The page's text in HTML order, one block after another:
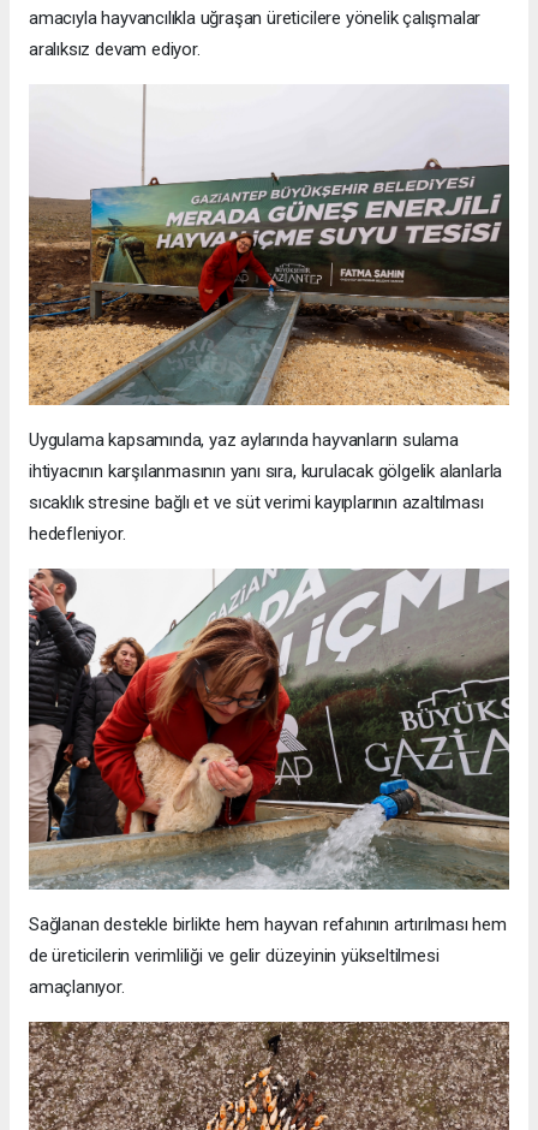
amacıyla hayvancılıkla uğraşan üreticilere yönelik çalışmalar
aralıksız devam ediyor.
Uygulama kapsamında, yaz aylarında hayvanların sulama
ihtiyacının karşılanmasının yanı sıra, kurulacak gölgelik alanlarla
sıcaklık stresine bağlı et ve süt verimi kayıplarının azaltılması
hedefleniyor.
Sağlanan destekle birlikte hem hayvan refahının artırılması hem
de üreticilerin verimliliği ve gelir düzeyinin yükseltilmesi
amaçlanıyor.